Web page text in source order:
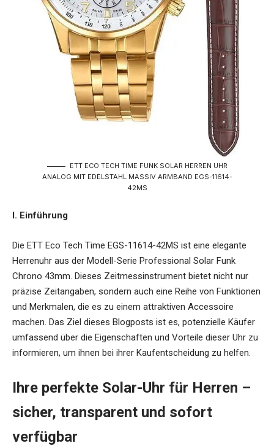
ETT ECO TECH TIME FUNK SOLAR HERREN UHR
ANALOG MIT EDELSTAHL MASSIV ARMBAND EGS-11614-
42MS
I. Einführung
Die ETT Eco Tech Time EGS-11614-42MS ist eine elegante
Herrenuhr aus der Modell-Serie Professional Solar Funk
Chrono 43mm. Dieses Zeitmessinstrument bietet nicht nur
präzise Zeitangaben, sondern auch eine Reihe von Funktionen
und Merkmalen, die es zu einem attraktiven Accessoire
machen. Das Ziel dieses Blogposts ist es, potenzielle Käufer
umfassend über die Eigenschaften und Vorteile dieser Uhr zu
informieren, um ihnen bei ihrer Kaufentscheidung zu helfen.
Ihre perfekte Solar-Uhr für Herren –
sicher, transparent und sofort
verfügbar